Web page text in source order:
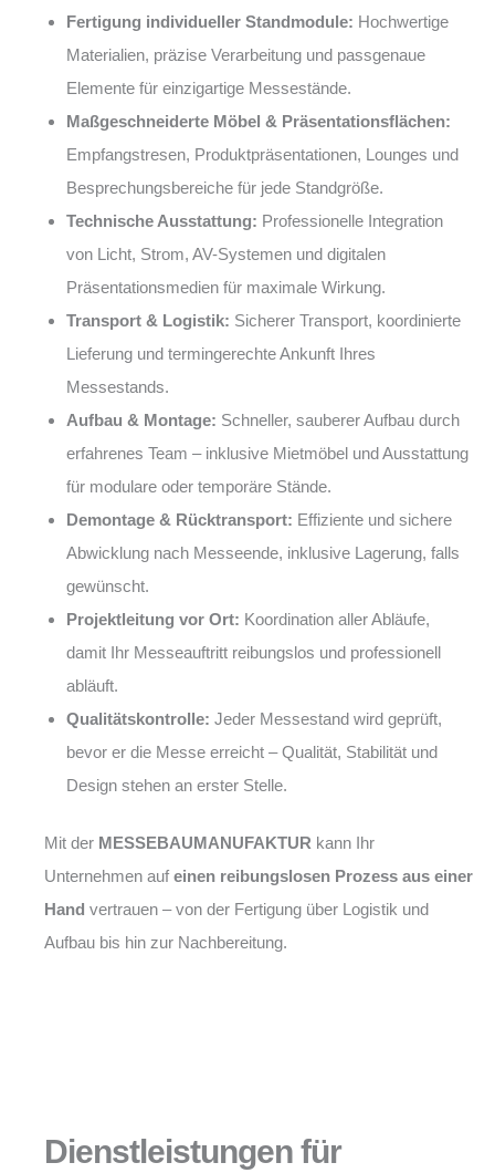
Fertigung individueller Standmodule: Hochwertige
Materialien, präzise Verarbeitung und passgenaue
Elemente für einzigartige Messestände.
Maßgeschneiderte Möbel & Präsentationsflächen:
Empfangstresen, Produktpräsentationen, Lounges und
Besprechungsbereiche für jede Standgröße.
Technische Ausstattung: Professionelle Integration
von Licht, Strom, AV-Systemen und digitalen
Präsentationsmedien für maximale Wirkung.
Transport & Logistik: Sicherer Transport, koordinierte
Lieferung und termingerechte Ankunft Ihres
Messestands.
Aufbau & Montage: Schneller, sauberer Aufbau durch
erfahrenes Team – inklusive Mietmöbel und Ausstattung
für modulare oder temporäre Stände.
Demontage & Rücktransport: Effiziente und sichere
Abwicklung nach Messeende, inklusive Lagerung, falls
gewünscht.
Projektleitung vor Ort: Koordination aller Abläufe,
damit Ihr Messeauftritt reibungslos und professionell
abläuft.
Qualitätskontrolle: Jeder Messestand wird geprüft,
bevor er die Messe erreicht – Qualität, Stabilität und
Design stehen an erster Stelle.
Mit der MESSEBAUMANUFAKTUR kann Ihr
Unternehmen auf einen reibungslosen Prozess aus einer
Hand vertrauen – von der Fertigung über Logistik und
Aufbau bis hin zur Nachbereitung.
Dienstleistungen für